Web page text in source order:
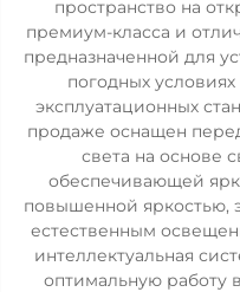
пространство на
премиум-класса и
предназначенной для
погодных
эксплуатационных
продаже оснащен
света на основе
обеспечивающей
повышенной яркостью,
естественным
интеллектуальная
оптимальную работу